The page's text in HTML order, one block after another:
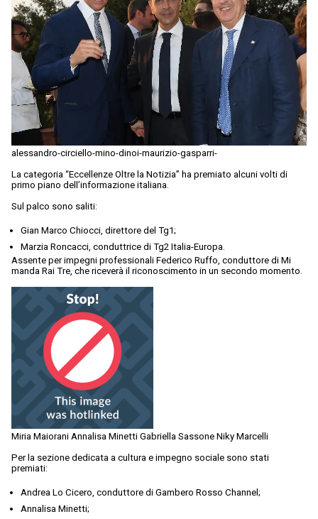
alessandro-circiello-mino-dinoi-maurizio-gasparri-
La categoria “Eccellenze Oltre la Notizia” ha premiato alcuni volti di
primo piano dell’informazione italiana.
Sul palco sono saliti:
Gian Marco Chiocci, direttore del Tg1;
Marzia Roncacci, conduttrice di Tg2 Italia-Europa.
Assente per impegni professionali Federico Ruffo, conduttore di Mi
manda Rai Tre, che riceverà il riconoscimento in un secondo momento.
Miria Maiorani Annalisa Minetti Gabriella Sassone Niky Marcelli
Per la sezione dedicata a cultura e impegno sociale sono stati
premiati:
Andrea Lo Cicero, conduttore di Gambero Rosso Channel;
Annalisa Minetti;